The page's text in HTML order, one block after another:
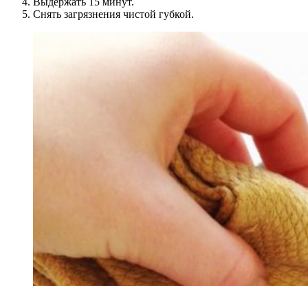
Снять загрязнения чистой губкой.